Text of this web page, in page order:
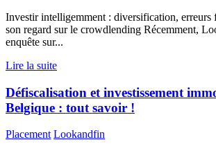
Investir intelligemment : diversification, erreurs
son regard sur le crowdlending Récemment,
enquête sur...
Lire la suite
Défiscalisation et investissement
Belgique : tout savoir !
Placement Lookandfin